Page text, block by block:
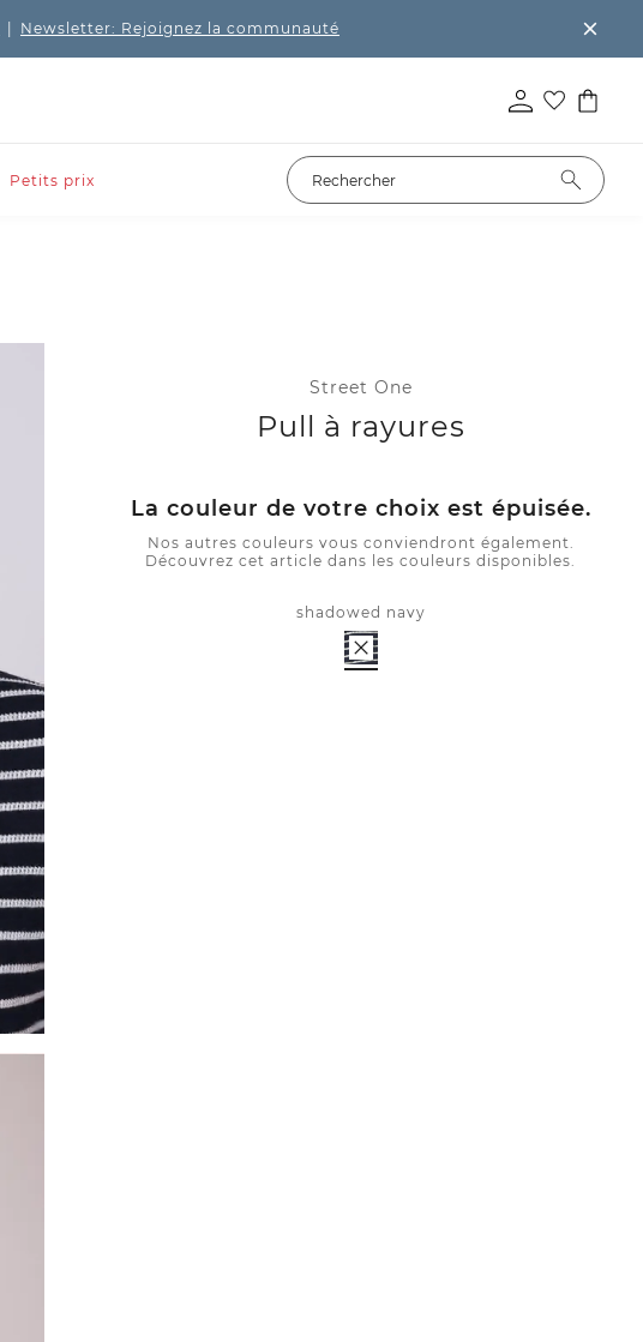
Newsletter: Rejoignez la communauté
Petits prix
Street One
Pull à rayures
La couleur de votre choix est épuisée.
Nos autres couleurs vous conviendront également.
Découvrez cet article dans les couleurs disponibles.
shadowed navy